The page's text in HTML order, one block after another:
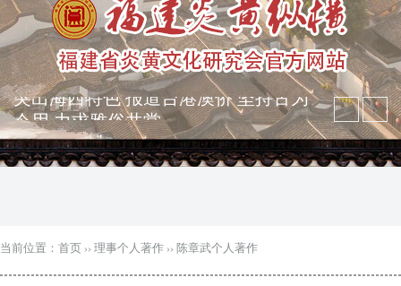
弘扬优秀文化 振奋民族精神 介绍民族
瑰宝 宣传中华精英
突出海西特色 报道台港澳侨 坚持古为
当前位置： 首页 ›› 理事个人著作 ›› 陈章武个人著作